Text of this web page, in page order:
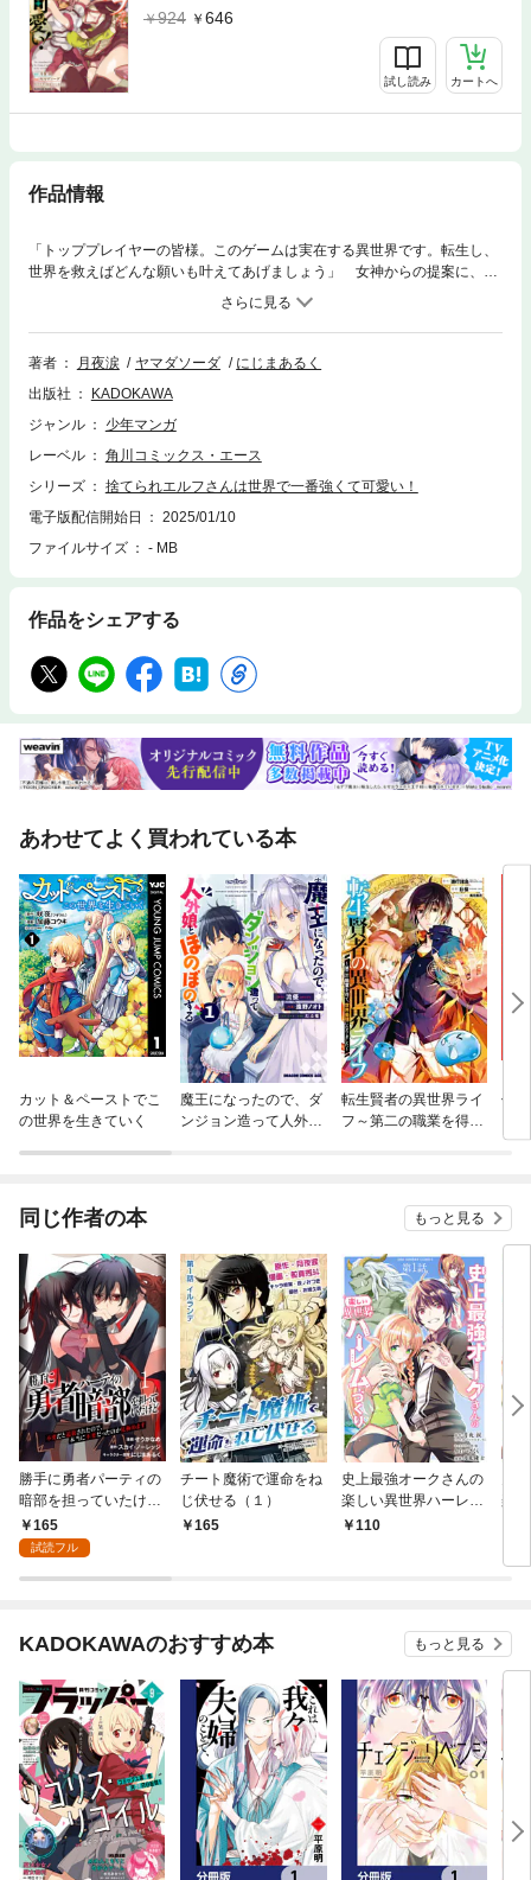
924
646
試し読み カートへ
作品情報
「トッププレイヤーの皆様。このゲームは実在する異世界です。転生し、
世界を救えばどんな願いも叶えてあげましょう」 女神からの提案に、元
人気声優のアヤノは応えた。炎上して干された今、もう一度声優として輝
くために。炎上後にゲームをやり込みトップランカーとなったアヤノは、
その知識を生かして、最強種【ハイエルフ】に転生！最強可愛いケモ耳ヒ
ロイン・ホムラとともに異世界での“ゲームクリア”を目指すが、この世界
著者 月夜涙 ヤマダソーダ
にじまあるく
出版社
KADOKAWA
ジャンル
少年マンガ
レーベル
角川コミックス・エース
シリーズ
捨てられエルフさんは世界で一番強くて可愛い！
電子版配信開始日
2025/01/10
ファイルサイズ
- MB
作品をシェアする
あわせてよく買われている本
カット＆ペーストでこ
の世界を生きていく
魔王になったので、ダ
ンジョン造って人外娘
転生賢者の異世界ライ
フ～第二の職業を得
信
か
れ
バ
『
同じ作者の本 もっと見る
勝手に勇者パーティの
暗部を担っていたけど
不要だと追放されたの
で、本当に不要だった
冊版）
165
試読フル
チート魔術で運命をね
じ伏せる（１）
165
史上最強オークさんの
楽しい異世界ハーレム
づくり【単話】（１）
110
楽
KADOKAWAのおすすめ本 もっと見る